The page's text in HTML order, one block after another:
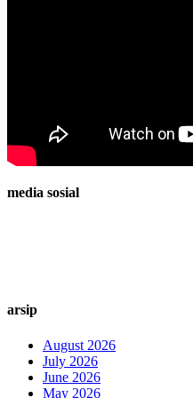
media sosial
arsip
August 2026
July 2026
June 2026
May 2026